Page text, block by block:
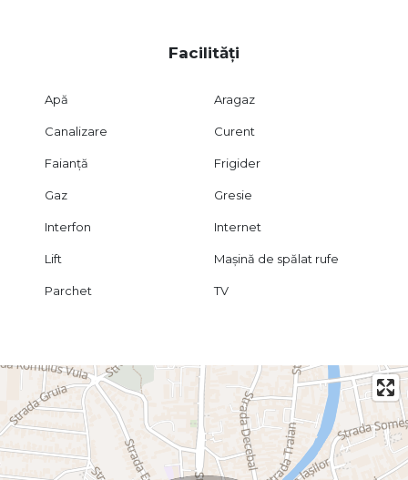
Facilități
Apă Aragaz
Canalizare Curent
Faianță Frigider
Gaz Gresie
Interfon Internet
Lift Mașină de spălat rufe
Parchet TV